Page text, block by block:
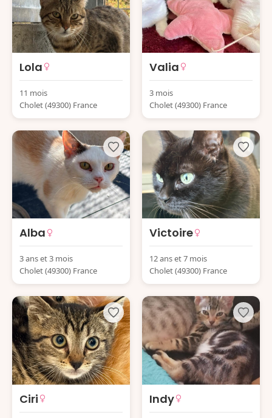
Lola
11 mois
Cholet (49300) France
Valia
3 mois
Cholet (49300) France
Alba
3 ans et 3 mois
Cholet (49300) France
Victoire
12 ans et 7 mois
Cholet (49300) France
Ciri Indy